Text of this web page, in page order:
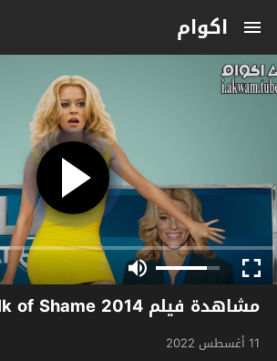
اكوام
مشاهدة فيلم Walk of Shame 2014 مترجم
11 أغسطس 2022